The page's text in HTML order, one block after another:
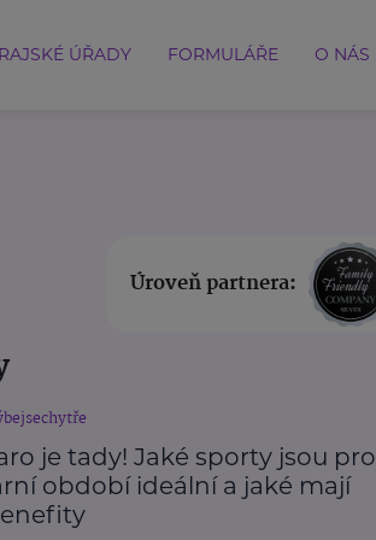
ÚŘADY FORMULÁŘE O NÁS
Úroveň partnera:
je tady! Jaké sporty jsou pro
období ideální a jaké mají